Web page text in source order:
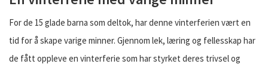
For de 15 glade barna som deltok, har denne vinterferien vært en
tid for å skape varige minner. Gjennom lek, læring og fellesskap har
de fått oppleve en vinterferie som har styrket deres trivsel og